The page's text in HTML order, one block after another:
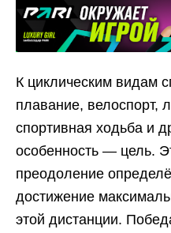
К циклическим видам
плавание, велоспорт,
спортивная ходьба и
особенность — цель.
преодоление
достижение
этой дистанции.